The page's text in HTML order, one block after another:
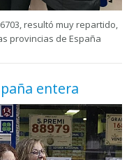
resultó muy repartido,
provincias de España
entera